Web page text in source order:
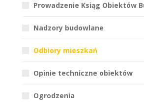
Prowadzenie Ksiąg Obiektów
Nadzory budowlane
Odbiory mieszkań
Opinie techniczne obiektów
Ogrodzenia